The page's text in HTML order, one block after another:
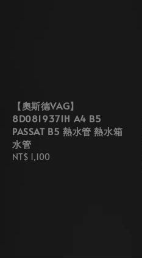
【奧斯德VAG】
8D0819371H A4 B5
PASSAT B5 熱水管 熱水箱
水管
Regular
NT$ 1,100